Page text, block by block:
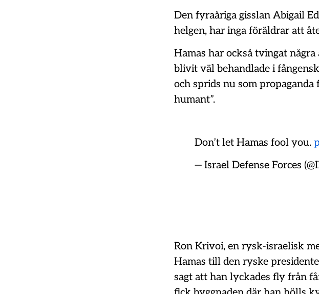
Den fyraåriga gisslan Abigail
helgen, har inga föräldrar att
Hamas har också tvingat
blivit väl behandlade i
och sprids nu som propaganda
humant”.
Don’t let Hamas fool you.
— Israel Defense Forces
Ron Krivoi, en rysk-israelisk
Hamas till den ryske
sagt att han lyckades fly från